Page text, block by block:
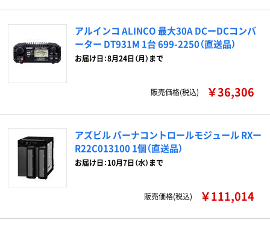
アルインコ ALINCO 最大30A DCーDCコンバ
ーター DT931M 1台 699-2250（直送品）
お届け日：8月24日（月）まで
販売価格(税込) ￥36,306
アズビル バーナコントロールモジュール RXー
R22C013100 1個（直送品）
お届け日：10月7日（水）まで
販売価格(税込) ￥111,014